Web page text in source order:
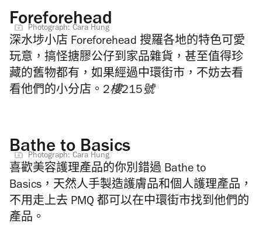
Foreforehead
Photograph: Cara Hung
深水埗小店 Foreforehead 搜羅各地的特色可愛
玩意，搞怪搪膠公仔到家品雜貨，甚至值得珍
藏的舊物都有，如果經過中環街市，不妨去看
看他們的小分店。 2樓215號
Bathe to Basics
Photograph: Cara Hung
喜歡美容護理產品的你別錯過 Bathe to
Basics，天然人手製造護膚品和個人護理產品，
不用走上去 PMQ 都可以在中環街市找到他們的
產品。